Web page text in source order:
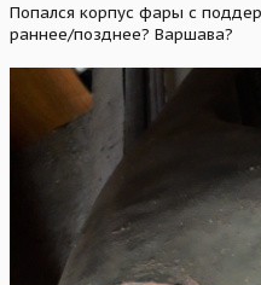
Попался корпус фары с
раннее/позднее? Варшава?